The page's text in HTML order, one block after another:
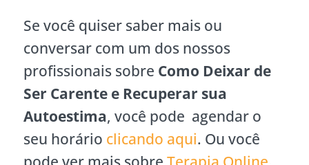
Se você quiser saber mais ou
conversar com um dos nossos
profissionais sobre Como Deixar de
Ser Carente e Recuperar sua
Autoestima, você pode agendar o
seu horário clicando aqui. Ou você